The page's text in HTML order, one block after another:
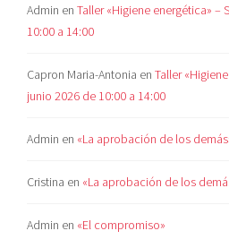
Admin enTaller «Higiene energética»
10:00 a 14:00
Capron Maria-Antonia enTaller
junio 2026 de 10:00 a 14:00
Admin en «La aprobación de los
Cristina en «La aprobación de los
Admin en «El compromiso»